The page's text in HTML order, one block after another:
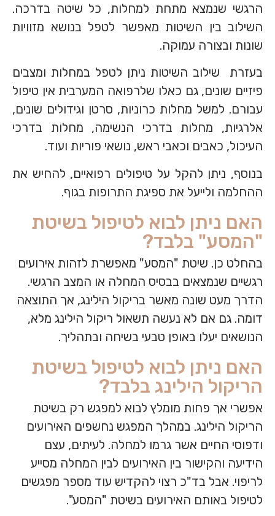
הרגשי שנמצא מתחת למחלות, כל שיטה בדרכה.
השילוב בין השיטות מאפשר לטפל בנושא מזוויות
שונות ובצורה עמוקה.
בעזרת שילוב השיטות ניתן לטפל במחלות ומצבים
פיזיים שונים, גם כאלו שלרפואה המערבית אין טיפול
עבורם. למשל מחלות כרוניות, סרטן וגידולים שונים,
אלרגיות, מחלות בדרכי הנשימה, מחלות בדרכי
העיכול, כאבים וכאבי ראש, נושאי פוריות ועוד.
בנוסף, ניתן להקל על טיפולים רפואיים, להחיש את
ההחלמה ולייעל את ספיגת התרופות בגוף.
האם ניתן לבוא לטיפול בשיטת
"המסע" בלבד?
בהחלט כן. שיטת "המסע" מאפשרת לזהות אירועים
רגשיים שנמצאים בבסיס המחלה או המצב הרגשי.
הדרך מעט שונה מאשר בריקול הילינג, אך התוצאה
דומה. גם אם לא נעשה תשאול ריקול הילינג מלא,
הנושאים יעלו באופן טבעי בשיחה ובתהליך.
האם ניתן לבוא לטיפול בשיטת
הריקול הילינג בלבד?
אפשרי אך פחות מומלץ לבוא למפגש רק בשיטת
הריקול הילינג. במהלך המפגש נחשפים האירועים
ודפוסי החיים אשר גרמו למחלה. לעיתים, עצם
הידיעה והקישור בין האירועים לבין המחלה מסייע
לריפוי. אבל בד"כ רצוי להקדיש עוד מספר מפגשים
לטיפול באותם האירועים בשיטת "המסע".